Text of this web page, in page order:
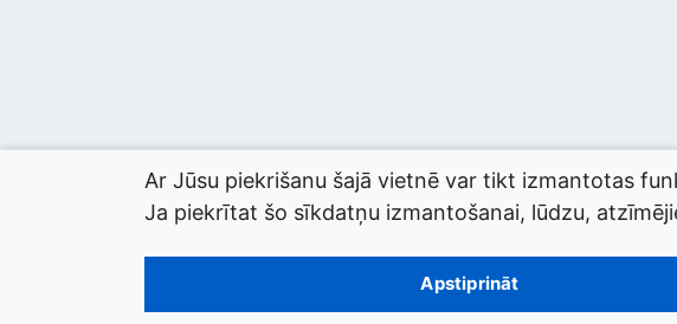
© 2026 termini.gov.lv. Izstrādātājs:
Ar Jūsu piekrišanu šajā vietnē var tikt izmantotas
Ja piekrītat šo sīkdatņu izmantošanai, lūdzu,
Apstiprināt